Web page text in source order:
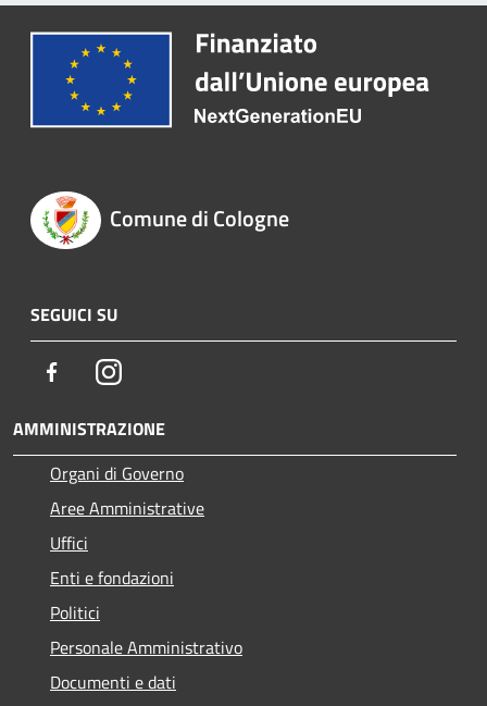
Comune di Cologne
SEGUICI SU
FacebookInstagram
AMMINISTRAZIONE
Organi di Governo
Aree Amministrative
Uffici
Enti e fondazioni
Politici
Personale Amministrativo
Documenti e dati